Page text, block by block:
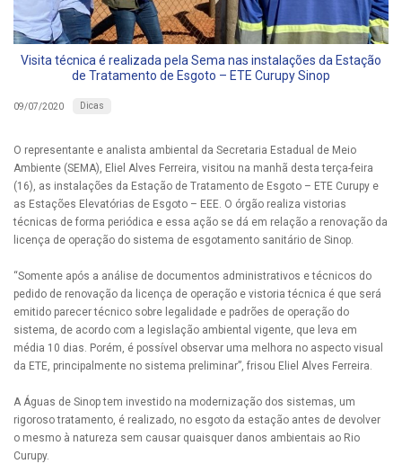
Visita técnica é realizada pela Sema nas instalações da Estação
de Tratamento de Esgoto – ETE Curupy Sinop
09/07/2020 Dicas
O representante e analista ambiental da Secretaria Estadual de Meio
Ambiente (SEMA), Eliel Alves Ferreira, visitou na manhã desta terça-feira
(16), as instalações da Estação de Tratamento de Esgoto – ETE Curupy e
as Estações Elevatórias de Esgoto – EEE. O órgão realiza vistorias
técnicas de forma periódica e essa ação se dá em relação a renovação da
licença de operação do sistema de esgotamento sanitário de Sinop.
“Somente após a análise de documentos administrativos e técnicos do
pedido de renovação da licença de operação e vistoria técnica é que será
emitido parecer técnico sobre legalidade e padrões de operação do
sistema, de acordo com a legislação ambiental vigente, que leva em
média 10 dias. Porém, é possível observar uma melhora no aspecto visual
da ETE, principalmente no sistema preliminar”, frisou Eliel Alves Ferreira.
A Águas de Sinop tem investido na modernização dos sistemas, um
rigoroso tratamento, é realizado, no esgoto da estação antes de devolver
o mesmo à natureza sem causar quaisquer danos ambientais ao Rio
Curupy.